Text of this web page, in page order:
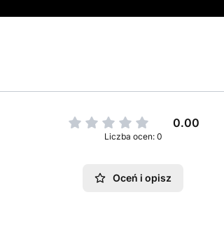
0.00
Liczba ocen: 0
Oceń i opisz